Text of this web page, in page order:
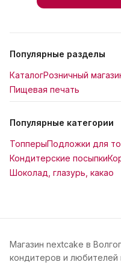
Популярные разделы
КаталогРозничный
Пищевая печать
Популярные категории
ТопперыПодложки для
Кондитерские посыпки
Шоколад, глазурь, какао
Магазин nextcake в
кондитеров и любителей